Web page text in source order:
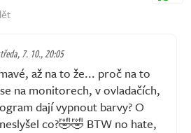
7. 10., 20:05
až na to že... proč na to
na monitorech, v ovladačích,
dají vypnout barvy? O
co?🤣🤣 BTW no hate,